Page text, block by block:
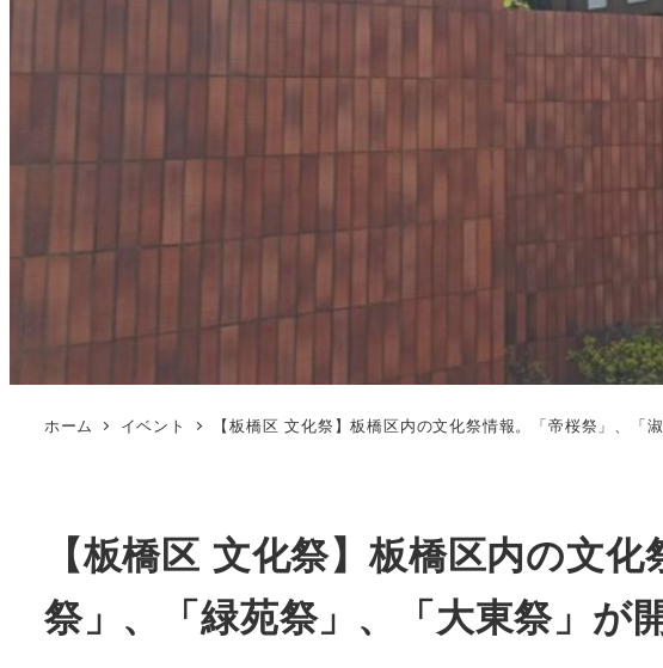
ホーム イベント 【板橋区 文化祭】板橋区内の文化祭情報。「帝桜祭」、「
【板橋区 文化祭】板橋区内の文
祭」、「緑苑祭」、「大東祭」が